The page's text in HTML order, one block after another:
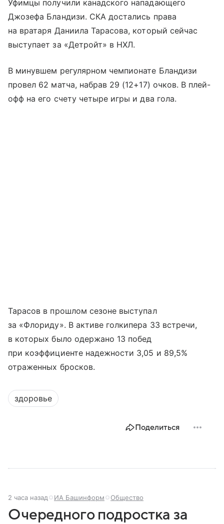
Уфимцы получили канадского нападающего
Джозефа Бландизи. СКА достались права
на вратаря Даниила Тарасова, который сейчас
выступает за «Детройт» в НХЛ.
В минувшем регулярном чемпионате Бландизи
провел 62 матча, набрав 29 (12+17) очков. В плей-
офф на его счету четыре игры и два гола.
Тарасов в прошлом сезоне выступал
за «Флориду». В активе голкипера 33 встречи,
в которых было одержано 13 побед
при коэффициенте надежности 3,05 и 89,5%
отраженных бросков.
здоровье
Поделиться
2 часа назад ИА Башинформ Общество
Очередного подростка за